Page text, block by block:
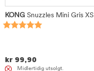
KONG Snuzzles Mini Gris XS
kr 99,90
Midlertidig utsolgt.